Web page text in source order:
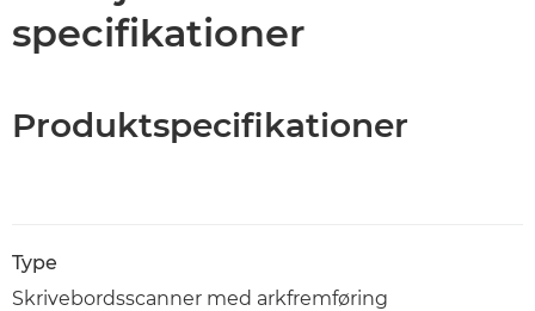
specifikationer
Produktspecifikationer
Type
Skrivebordsscanner med arkfremføring